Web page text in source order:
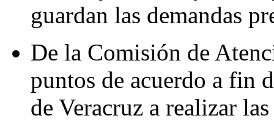
guardan las demandas
De la Comisión de
puntos de acuerdo a fin
de Veracruz a realizar